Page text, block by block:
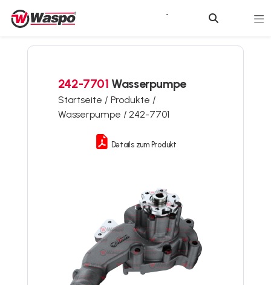
242-7701 Wasserpumpe
Startseite / Produkte /
Wasserpumpe / 242-7701
Details zum Produkt